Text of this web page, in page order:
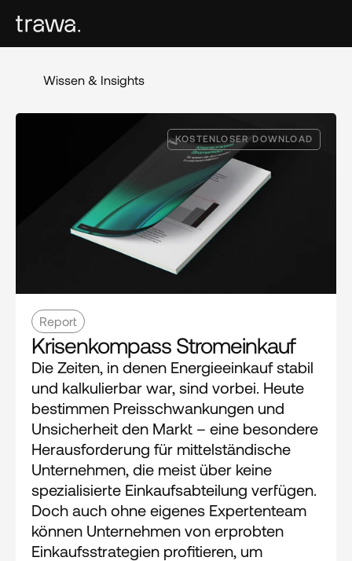
Wissen & Insights
KOSTENLOSER DOWNLOAD
Report
Krisenkompass Stromeinkauf
Die Zeiten, in denen Energieeinkauf stabil
und kalkulierbar war, sind vorbei. Heute
bestimmen Preisschwankungen und
Unsicherheit den Markt – eine besondere
Herausforderung für mittelständische
Unternehmen, die meist über keine
spezialisierte Einkaufsabteilung verfügen.
Doch auch ohne eigenes Expertenteam
können Unternehmen von erprobten
Einkaufsstrategien profitieren, um